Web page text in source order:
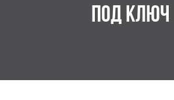
ПОД КЛЮЧ